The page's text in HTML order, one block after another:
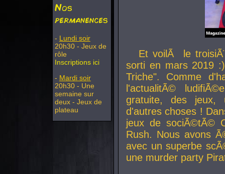
Nos
permanences
- Lundi soir
20h30 - Jeux de
rôle
Inscriptions ici
- Mardi soir
20h30 - Une
semaine sur
deux - Jeux de
plateau
Et voilÃ le
sorti en mars 2019
Triche". Comme
l'actualitÃ©
gratuite, des jeux,
d'autres choses !
jeux de sociÃ©tÃ©
Rush. Nous avons
avec un superbe
une murder party